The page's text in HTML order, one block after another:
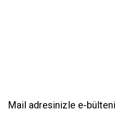
Mail adresinizle e-